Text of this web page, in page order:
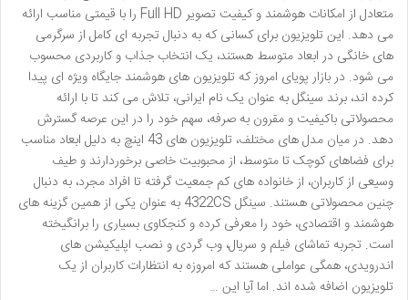
متعادل از امکانات هوشمند و کیفیت تصویر Full HD را با قیمتی مناسب ارائه
می دهد. این تلویزیون برای کسانی که به دنبال تجربه ای کامل از سرگرمی
های خانگی در ابعاد متوسط هستند، یک انتخاب جذاب و کاربردی محسوب
می شود. در بازار پویای امروز که تلویزیون های هوشمند جایگاه ویژه ای پیدا
کرده اند، برند سینگل به عنوان یک نام ایرانی، تلاش می کند تا با ارائه
محصولاتی باکیفیت و مقرون به صرفه، سهم خود را در این عرصه گسترش
دهد. در میان مدل های مختلف، تلویزیون های 43 اینچ به دلیل ابعاد مناسب
برای فضاهای کوچک تا متوسط، از محبوبیت خاصی برخوردارند و طیف
وسیعی از کاربران، از خانواده های کم جمعیت گرفته تا افراد مجرد، به دنبال
چنین محصولاتی هستند. سینگل 4322CS به عنوان یکی از همین گزینه های
هوشمند و اقتصادی، خود را معرفی کرده و کنجکاوی بسیاری را برانگیخته
است. تجربه تماشای فیلم و سریال، وب گردی و نصب اپلیکیشن های
اندرویدی، همگی عواملی هستند که امروزه به انتظارات کاربران از یک
تلویزیون اضافه شده اند. اما آیا این …